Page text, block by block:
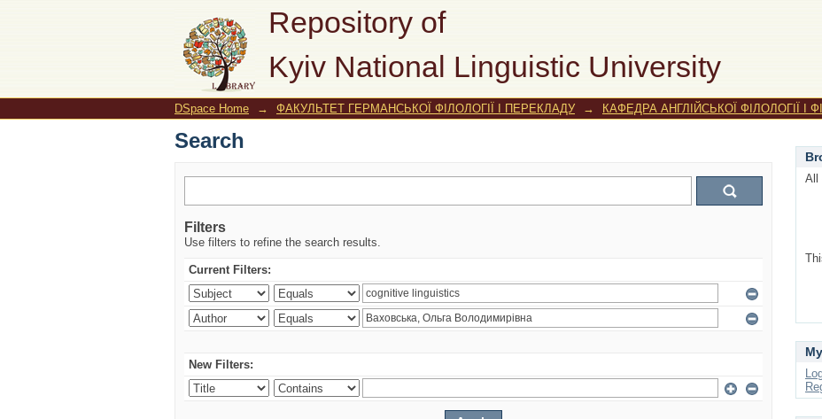
Repository of
Kyiv National Linguistic University
Search
DSpace Home → ФАКУЛЬТЕТ ГЕРМАНСЬКОЇ ФІЛОЛОГІЇ І ПЕРЕКЛАДУ → КАФЕДРА АНГЛІЙСЬКОЇ ФІЛОЛОГІЇ І
Search
Filters
Use filters to refine the search results.
Current Filters:
New Filters:
All